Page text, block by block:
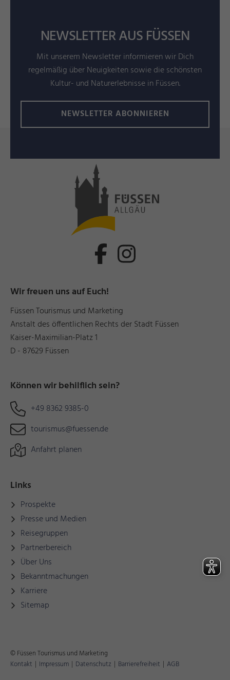
NEWSLETTER AUS FÜSSEN
Mit unserem Newsletter informieren wir Dich
regelmäßig über Neuigkeiten sowie die schönsten
Kultur- und Naturerlebnisse in Füssen.
NEWSLETTER ABONNIEREN
Wir freuen uns auf Euch!
Füssen Tourismus und Marketing
Anstalt des öffentlichen Rechts der Stadt Füssen
Kaiser-Maximilian-Platz 1
D - 87629 Füssen
Können wir behilflich sein?
+49 8362 9385-0
tourismus@fuessen.de
Anfahrt planen
Links
Prospekte
Presse und Medien
Reisegruppen
Partnerbereich
Über Uns
Bekanntmachungen
Karriere
Sitemap
© Füssen Tourismus und Marketing
Kontakt | Impressum | Datenschutz | Barrierefreiheit | AGB